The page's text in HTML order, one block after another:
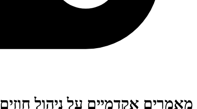
מאמרים אקדמיים על ניהול חוזים